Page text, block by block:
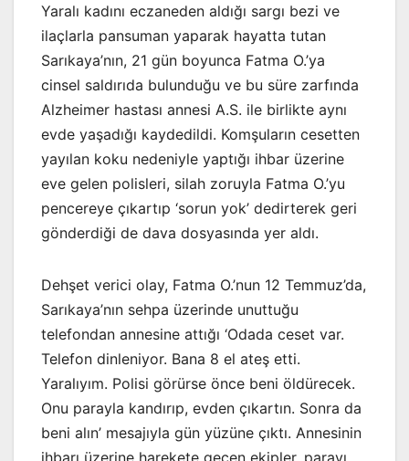
Yaralı kadını eczaneden aldığı sargı bezi ve
ilaçlarla pansuman yaparak hayatta tutan
Sarıkaya’nın, 21 gün boyunca Fatma O.’ya
cinsel saldırıda bulunduğu ve bu süre zarfında
Alzheimer hastası annesi A.S. ile birlikte aynı
evde yaşadığı kaydedildi. Komşuların cesetten
yayılan koku nedeniyle yaptığı ihbar üzerine
eve gelen polisleri, silah zoruyla Fatma O.’yu
pencereye çıkartıp ‘sorun yok’ dedirterek geri
gönderdiği de dava dosyasında yer aldı.
Dehşet verici olay, Fatma O.’nun 12 Temmuz’da,
Sarıkaya’nın sehpa üzerinde unuttuğu
telefondan annesine attığı ‘Odada ceset var.
Telefon dinleniyor. Bana 8 el ateş etti.
Yaralıyım. Polisi görürse önce beni öldürecek.
Onu parayla kandırıp, evden çıkartın. Sonra da
beni alın’ mesajıyla gün yüzüne çıktı. Annesinin
ihbarı üzerine harekete geçen ekipler, parayı